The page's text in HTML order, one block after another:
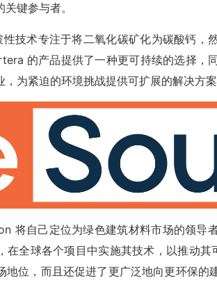
键参与者。
技术专注于将二氧化碳矿化为碳酸钙，
的产品提供了一种更可持续的选择，
为紧迫的环境挑战提供可扩展的解决方案
将自己定位为绿色建筑材料市场的领导
在全球各个项目中实施其技术，以推动
地位，而且还促进了更广泛地向更环保